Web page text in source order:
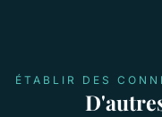
ÉTABLIR DES